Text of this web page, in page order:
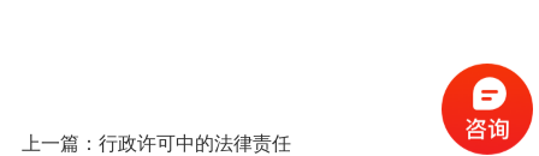
上一篇：行政许可中的法律责任